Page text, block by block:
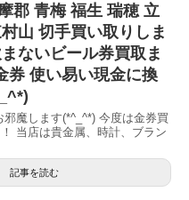
郡 青梅 福生 瑞穂 立
山 切手買い取りしま
ないビール券買取ま
券 使い易い現金に換
魔します(*^_^*) 今度は金券買
当店は貴金属、時計、ブラン
記事を読む